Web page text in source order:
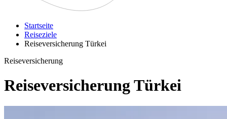
Startseite
Reiseziele
Reiseversicherung Türkei
Reiseversicherung
Reiseversicherung Türkei